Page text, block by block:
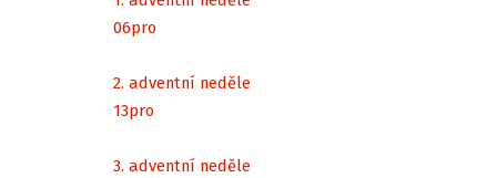
06pro
2. adventní neděle
13pro
3. adventní neděle